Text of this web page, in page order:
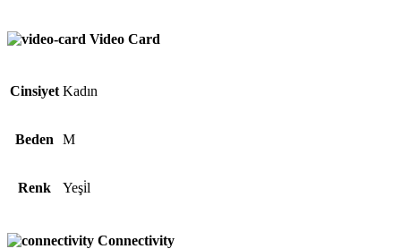
Video Card
Cinsiyet Kadın
Beden M
Renk Yeşi̇l
Connectivity